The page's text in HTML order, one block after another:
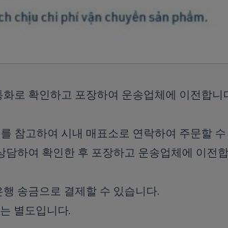
로 확인하고 포장하여 운송업체에 이전합
참고하여 시내 매표소로 연락하여 주문할
하여 확인한 후 포장하고 운송업체에 이전
송금으로 결제할 수 있습니다.
별도입니다.